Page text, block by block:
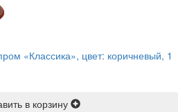
«Классика», цвет: коричневый, 1
в корзину